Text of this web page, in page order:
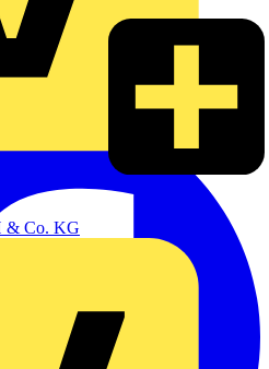
& Co. KG
Datenschutzerklärung